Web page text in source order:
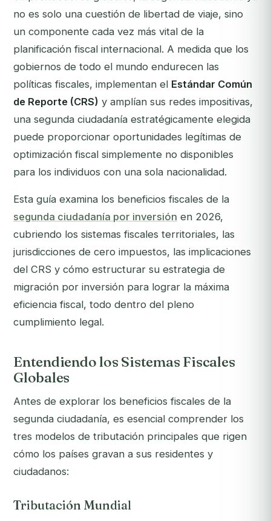
no es solo una cuestión de libertad de viaje, sino
un componente cada vez más vital de la
planificación fiscal internacional. A medida que los
gobiernos de todo el mundo endurecen las
políticas fiscales, implementan el Estándar Común
de Reporte (CRS) y amplían sus redes impositivas,
una segunda ciudadanía estratégicamente elegida
puede proporcionar oportunidades legítimas de
optimización fiscal simplemente no disponibles
para los individuos con una sola nacionalidad.
Esta guía examina los beneficios fiscales de la
segunda ciudadanía por inversión en 2026,
cubriendo los sistemas fiscales territoriales, las
jurisdicciones de cero impuestos, las implicaciones
del CRS y cómo estructurar su estrategia de
migración por inversión para lograr la máxima
eficiencia fiscal, todo dentro del pleno
cumplimiento legal.
Entendiendo los Sistemas Fiscales
Globales
Antes de explorar los beneficios fiscales de la
segunda ciudadanía, es esencial comprender los
tres modelos de tributación principales que rigen
cómo los países gravan a sus residentes y
ciudadanos:
Tributación Mundial